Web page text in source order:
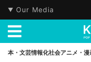
Our Media
本・文芸情報化社会アニメ・漫